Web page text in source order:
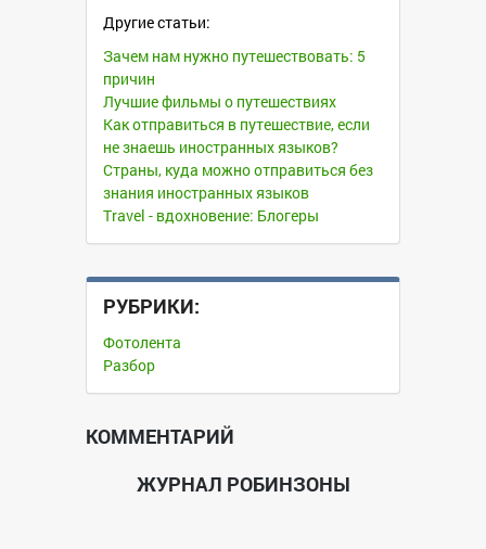
Другие статьи:
Зачем нам нужно путешествовать: 5
причин
Лучшие фильмы о путешествиях
Как отправиться в путешествие, если
не знаешь иностранных языков?
Страны, куда можно отправиться без
знания иностранных языков
Travel - вдохновение: Блогеры
РУБРИКИ:
Фотолента
Разбор
КОММЕНТАРИЙ
ЖУРНАЛ РОБИНЗОНЫ